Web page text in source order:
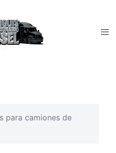
para camiones de